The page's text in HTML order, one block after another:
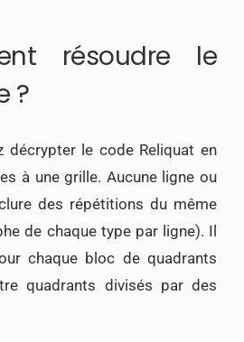
résoudre le
?
décrypter le code Reliquat en
à une grille. Aucune ligne ou
des répétitions du même
de chaque type par ligne). Il
chaque bloc de quadrants
quadrants divisés par des